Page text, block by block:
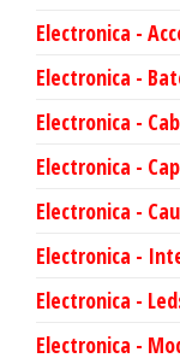
Electronica -
Electronica -
Electronica -
Electronica -
Electronica -
Electronica -
Electronica -
Electronica -